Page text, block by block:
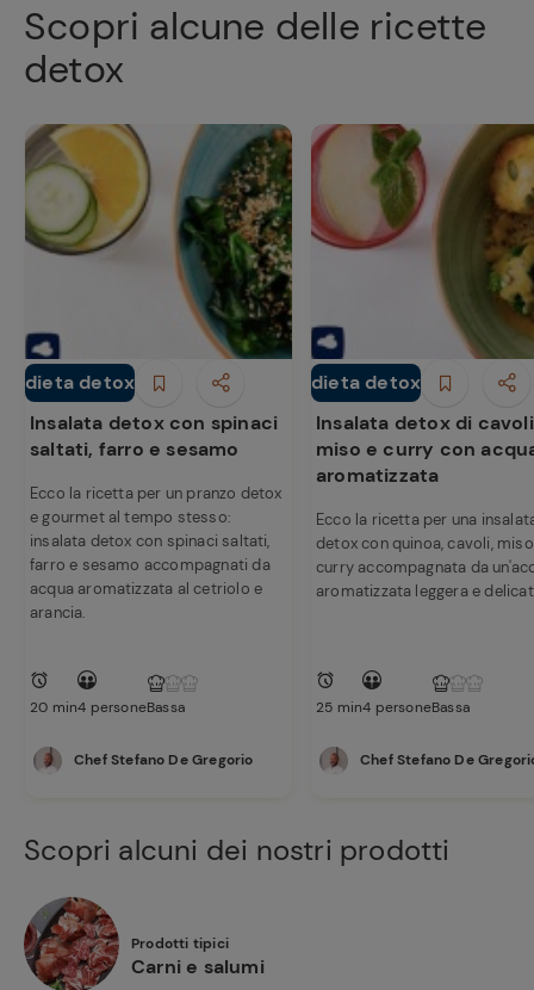
Scopri alcune delle ricette
detox
dieta detox
Piatti Unici
Insalata detox con spinaci
saltati, farro e sesamo
Ecco la ricetta per un pranzo detox
e gourmet al tempo stesso:
insalata detox con spinaci saltati,
farro e sesamo accompagnati da
acqua aromatizzata al cetriolo e
arancia.
20 min4 personeBassa
Chef Stefano De Gregorio
dieta detox
Piatti Unici
Insalata detox di
miso e curry con
aromatizzata
Ecco la ricetta per una
detox con quinoa, cavoli,
curry accompagnata da
aromatizzata leggera e
25 min4 personeBassa
Chef Stefano De
Scopri alcuni dei nostri prodotti
Prodotti tipici
Carni e salumi